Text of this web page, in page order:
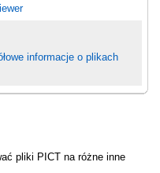
informacje o plikach
pliki PICT na różne inne